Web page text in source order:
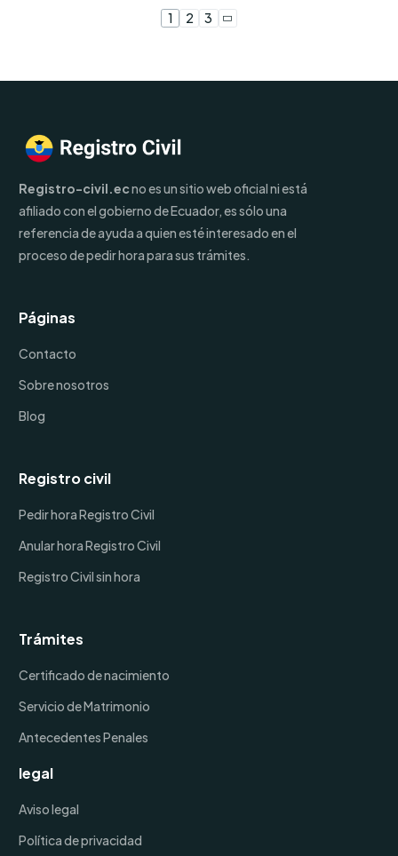
1 2 3
Registro-civil.ecno es un sitio web oficial ni está
afiliado con el gobierno de Ecuador, es sólo una
referencia de ayuda a quien esté interesado en el
proceso de pedir hora para sus trámites.
Páginas
Contacto
Sobre nosotros
Blog
Registro civil
Pedir hora Registro Civil
Anular hora Registro Civil
Registro Civil sin hora
Trámites
Certificado de nacimiento
Servicio de Matrimonio
Antecedentes Penales
legal
Aviso legal
Política de privacidad